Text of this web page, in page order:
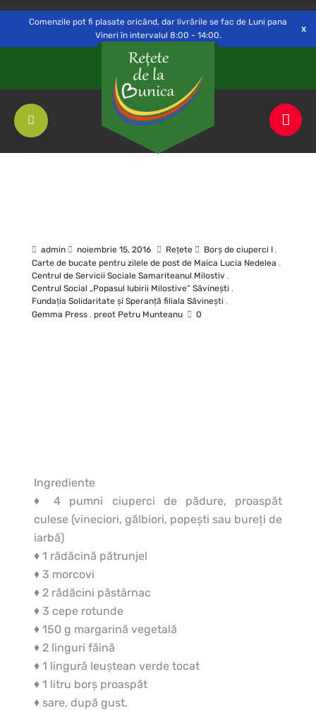
Delivery toSăvinești, NT Switch Open
Comenzile pot fi plasate oricând, dar livrările se fac de Luni pana
Vineri în intervalul 8:00 - 14:00.
admin noiembrie 15, 2016 Rețete Borş de ciuperci I ,
Carte de bucate pentru zilele de post de Maica Lucia Nedelea ,
Centrul de Servicii Sociale Samariteanul Milostiv ,
Centrul Social „Popasul Iubirii Milostive” Săvineşti ,
Fundaţia Solidaritate şi Speranţă filiala Săvineşti ,
Gemma Press , preot Petru Munteanu 0
Ingrediente
♦ 4 pumni ciuperci de pădure, proaspăt
culese (vineciori, gălbiori, popeşti sau bureţi de
iarbă)
♦ 1 rădăcină pătrunjel
♦ 3 morcovi
♦ 2 rădăcini păstârnac
♦ 3 cepe rotunde
♦ 150 g margarină vegetală
♦ 2 linguri făină
♦ 1 lingură leuştean verde tocat
♦ 1 litru borş proaspăt
♦ sare, după gust.